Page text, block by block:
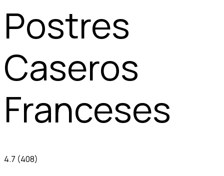
Postres
Caseros
Franceses
4.7 (408)